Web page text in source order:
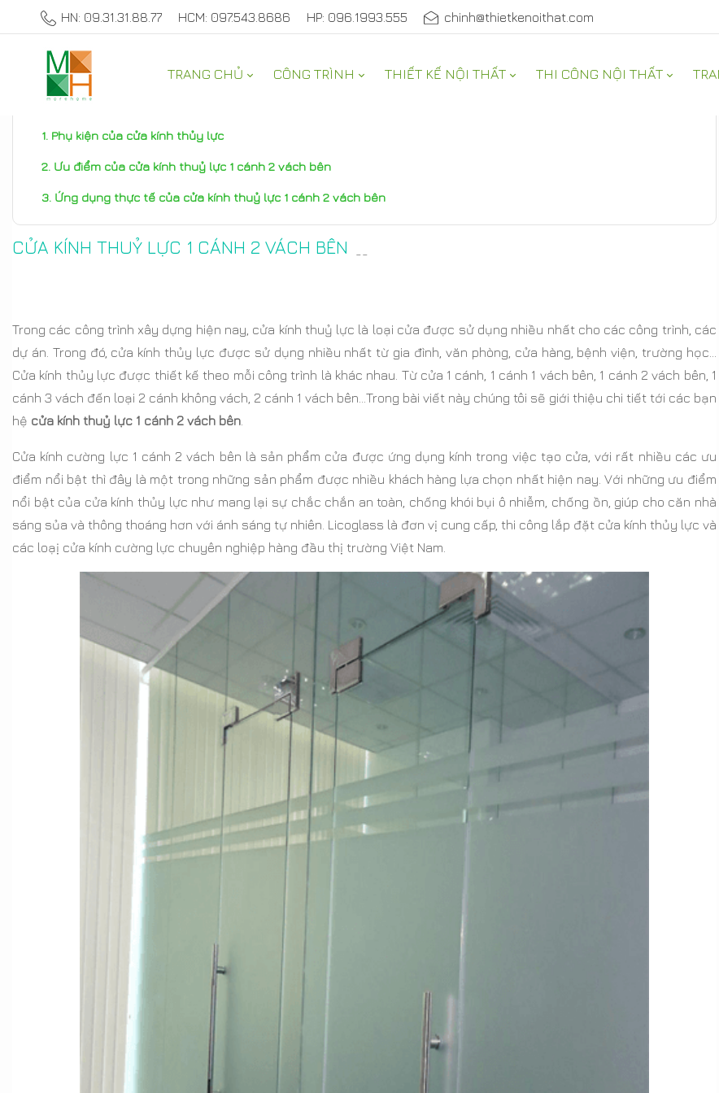
HN: 09.31.31.88.77 HCM: 097.543.8686 HP: 096.1993.555 chinh@thietkenoithat.com
TRANG CHỦ CÔNG TRÌNH THIẾT KẾ NỘI THẤT THI CÔNG NỘI THẤT
TƯ VẤN NỘI THẤT NHÀ ĐẸP
Phụ kiện của cửa kính thủy lực
Ưu điểm của cửa kính thuỷ lực 1 cánh 2 vách bên
Ứng dụng thực tế của cửa kính thuỷ lực 1 cánh 2 vách bên
CỬA KÍNH THUỶ LỰC 1 CÁNH 2 VÁCH BÊN --
Trong các công trình xây dựng hiện nay, cửa kính thuỷ lực là loại cửa được sử dụng nhiều nhất cho các công trình, các
dự án. Trong đó, cửa kính thủy lực được sử dụng nhiều nhất từ gia đình, văn phòng, cửa hàng, bệnh viện, trường học…
Cửa kính thủy lực được thiết kế theo mỗi công trình là khác nhau. Từ cửa 1 cánh, 1 cánh 1 vách bên, 1 cánh 2 vách bên, 1
cánh 3 vách đến loại 2 cánh không vách, 2 cánh 1 vách bên…Trong bài viết này chúng tôi sẽ giới thiệu chi tiết tới các bạn
hệ cửa kính thuỷ lực 1 cánh 2 vách bên
Cửa kính cường lực 1 cánh 2 vách bên là sản phẩm cửa được ứng dụng kính trong việc tạo cửa, với rất nhiều các ưu
điểm nổi bật thì đây là một trong những sản phẩm được nhiều khách hàng lựa chọn nhất hiện nay. Với những ưu điểm
nổi bật của cửa kính thủy lực như mang lại sự chắc chắn an toàn, chống khói bụi ô nhiễm, chống ồn, giúp cho căn nhà
sáng sủa và thông thoáng hơn với ánh sáng tự nhiên. Licoglass là đơn vị cung cấp, thi công lắp đặt cửa kính thủy lực và
các loạị cửa kính cường lực chuyên nghiệp hàng đầu thị trường Việt Nam.